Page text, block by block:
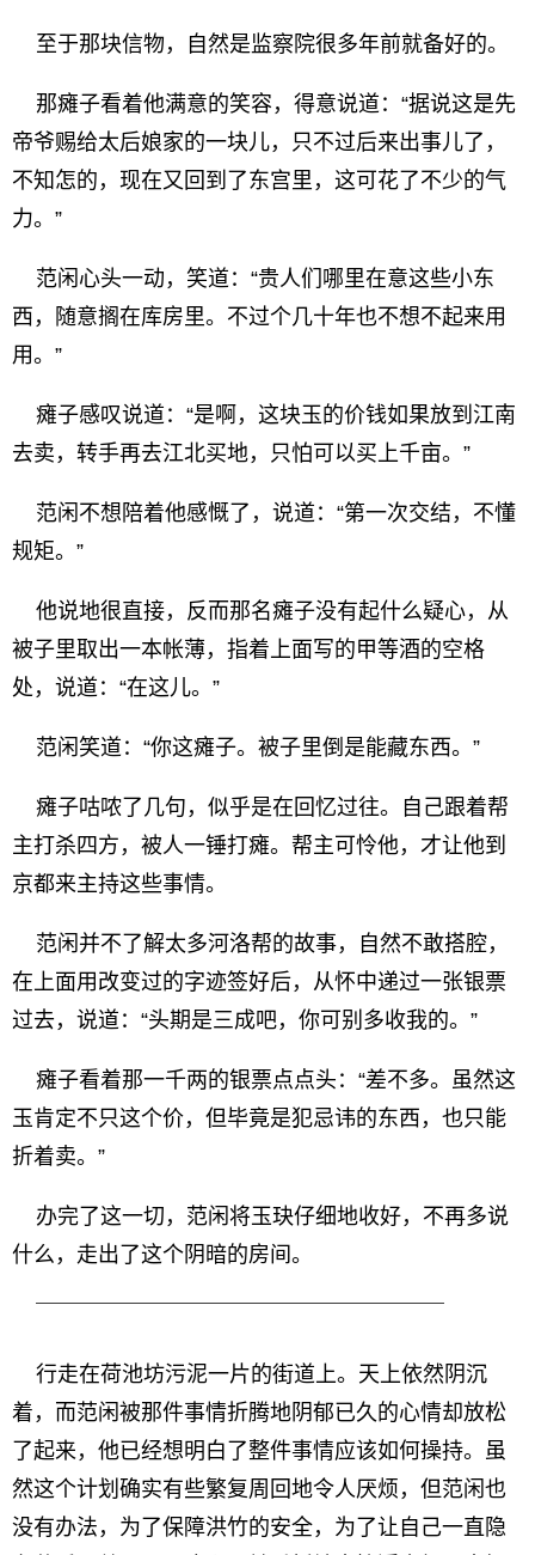
至于那块信物，自然是监察院很多年前就备好的。
那瘫子看着他满意的笑容，得意说道：“据说这是先
帝爷赐给太后娘家的一块儿，只不过后来出事儿了，
不知怎的，现在又回到了东宫里，这可花了不少的气
力。”
范闲心头一动，笑道：“贵人们哪里在意这些小东
西，随意搁在库房里。不过个几十年也不想不起来用
用。”
瘫子感叹说道：“是啊，这块玉的价钱如果放到江南
去卖，转手再去江北买地，只怕可以买上千亩。”
范闲不想陪着他感慨了，说道：“第一次交结，不懂
规矩。”
他说地很直接，反而那名瘫子没有起什么疑心，从
被子里取出一本帐薄，指着上面写的甲等酒的空格
处，说道：“在这儿。”
范闲笑道：“你这瘫子。被子里倒是能藏东西。”
瘫子咕哝了几句，似乎是在回忆过往。自己跟着帮
主打杀四方，被人一锤打瘫。帮主可怜他，才让他到
京都来主持这些事情。
范闲并不了解太多河洛帮的故事，自然不敢搭腔，
在上面用改变过的字迹签好后，从怀中递过一张银票
过去，说道：“头期是三成吧，你可别多收我的。”
瘫子看着那一千两的银票点点头：“差不多。虽然这
玉肯定不只这个价，但毕竟是犯忌讳的东西，也只能
折着卖。”
办完了这一切，范闲将玉玦仔细地收好，不再多说
什么，走出了这个阴暗的房间。
行走在荷池坊污泥一片的街道上。天上依然阴沉
着，而范闲被那件事情折腾地阴郁已久的心情却放松
了起来，他已经想明白了整件事情应该如何操持。虽
然这个计划确实有些繁复周回地令人厌烦，但范闲也
没有办法，为了保障洪竹的安全，为了让自己一直隐